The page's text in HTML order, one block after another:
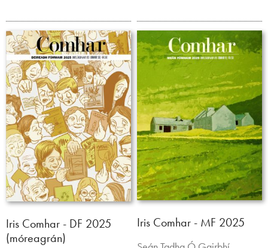
Iris Comhar - DF 2025
(móreagrán)
Iris Comhar - MF 2025